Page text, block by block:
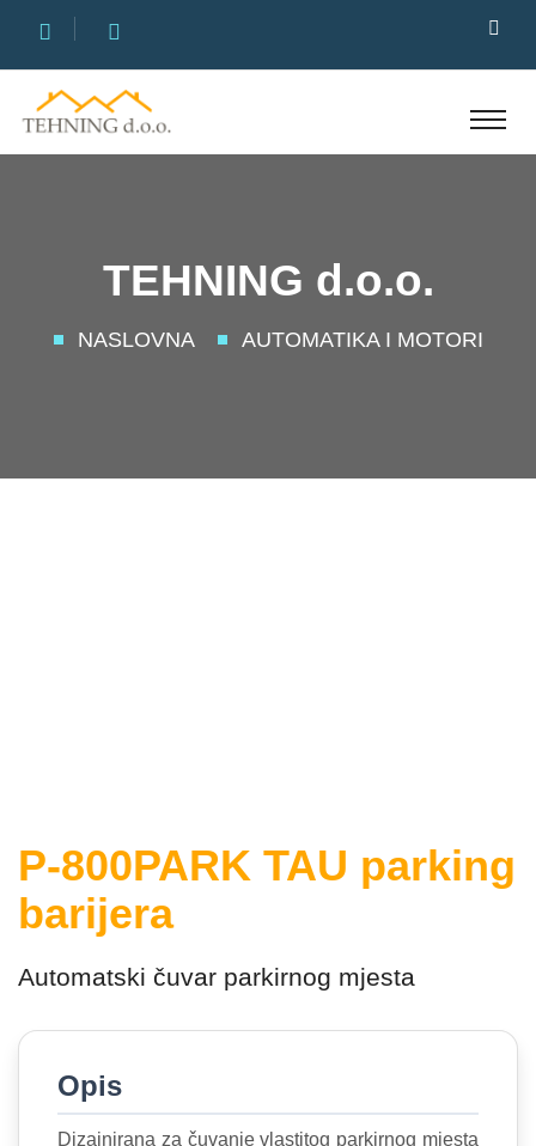
TEHNING d.o.o.
NASLOVNA AUTOMATIKA I MOTORI
P-800PARK TAU parking
barijera
Automatski čuvar parkirnog mjesta
Opis
Dizajnirana za čuvanje vlastitog parkirnog mjesta